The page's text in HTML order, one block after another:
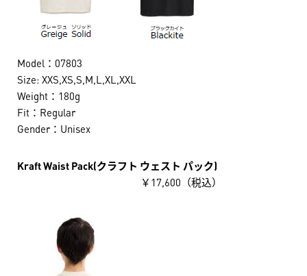
Model：07803
Size: XXS,XS,S,M,L,XL,XXL
Weight：180g
Fit：Regular
Gender：Unisex
Kraft Waist Pack(クラフト ウェスト パック)
￥17,600（税込）